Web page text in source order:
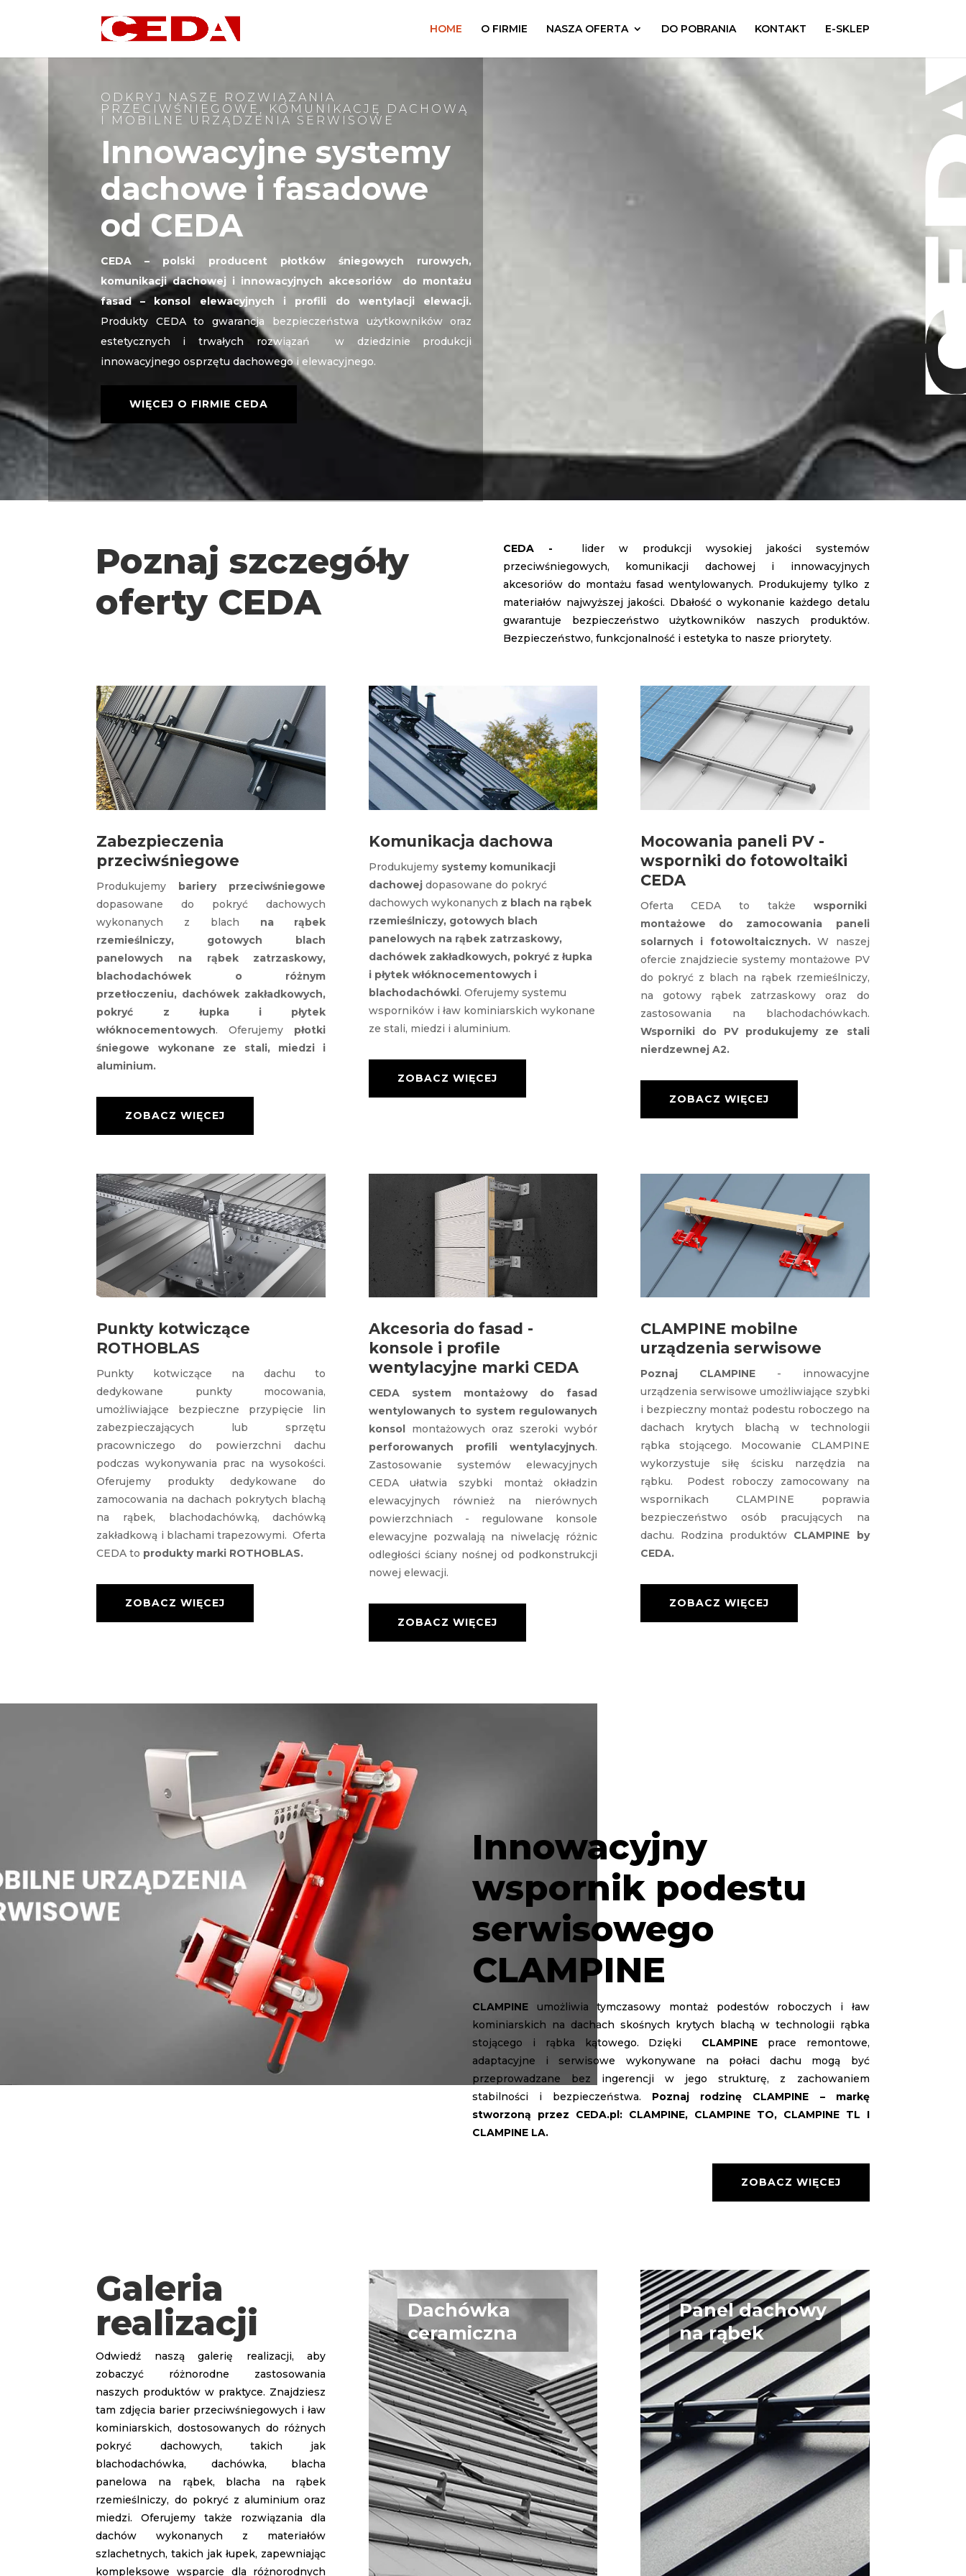
HOME O FIRMIE NASZA OFERTA DO POBRANIA KONTAKT E-SKLEP
ODKRYJ NASZE ROZWIĄZANIA
PRZECIWŚNIEGOWE, KOMUNIKACJĘ DACHOWĄ
I MOBILNE URZĄDZENIA SERWISOWE
Innowacyjne systemy
dachowe i fasadowe
od CEDA
CEDA – polski producent płotków śniegowych rurowych,
komunikacji dachowej i innowacyjnych akcesoriów do montażu
fasad – konsol elewacyjnych i profili do wentylacji elewacji.
Produkty CEDA to gwarancja bezpieczeństwa użytkowników oraz
estetycznych i trwałych rozwiązań w dziedzinie produkcji
innowacyjnego osprzętu dachowego i elewacyjnego.
WIĘCEJ O FIRMIE CEDA
Poznaj szczegóły
oferty CEDA
CEDA - lider w produkcji wysokiej jakości systemów
przeciwśniegowych, komunikacji dachowej i innowacyjnych
akcesoriów do montażu fasad wentylowanych. Produkujemy tylko z
materiałów najwyższej jakości. Dbałość o wykonanie każdego detalu
gwarantuje bezpieczeństwo użytkowników naszych produktów.
Bezpieczeństwo, funkcjonalność i estetyka to nasze priorytety.
Zabezpieczenia
przeciwśniegowe
Produkujemy bariery przeciwśniegowe
dopasowane do pokryć dachowych
wykonanych z blach na rąbek
rzemieślniczy, gotowych blach
panelowych na rąbek zatrzaskowy,
blachodachówek o różnym
przetłoczeniu, dachówek zakładkowych,
pokryć z łupka i płytek
włóknocementowych. Oferujemy płotki
śniegowe wykonane ze stali, miedzi i
aluminium.
ZOBACZ WIĘCEJ
Komunikacja dachowa
Produkujemy systemy komunikacji
dachowejdopasowane do pokryć
dachowych wykonanych z blach na rąbek
rzemieślniczy, gotowych blach
panelowych na rąbek zatrzaskowy,
dachówek zakładkowych, pokryć z łupka
i płytek włóknocementowych i
blachodachówki. Oferujemy systemu
wsporników i ław kominiarskich wykonane
ze stali, miedzi i aluminium.
ZOBACZ WIĘCEJ
Mocowania paneli PV -
wsporniki do fotowoltaiki
CEDA
Oferta CEDA to także wsporniki
montażowe
do zamocowania paneli
solarnych i fotowoltaicznych.W naszej
ofercie znajdziecie systemy montażowe PV
do pokryć z blach na rąbek rzemieślniczy,
na gotowy rąbek zatrzaskowy oraz do
zastosowania na blachodachówkach.
Wsporniki do PV produkujemy ze stali
nierdzewnej A2.
ZOBACZ WIĘCEJ
Punkty kotwiczące
ROTHOBLAS
Punkty kotwiczące na dachu to
dedykowane punkty mocowania,
umożliwiające bezpieczne przypięcie lin
zabezpieczających lub sprzętu
pracowniczego do powierzchni dachu
podczas wykonywania prac na wysokości.
Oferujemy produkty dedykowane do
zamocowania na dachach pokrytych blachą
na rąbek, blachodachówką, dachówką
zakładkową i blachami trapezowymi. Oferta
CEDA to produkty marki ROTHOBLAS.
ZOBACZ WIĘCEJ
Akcesoria do fasad -
konsole i profile
wentylacyjne marki CEDA
CEDA system montażowy do fasad
wentylowanych to system regulowanych
konsolmontażowych oraz szeroki wybór
perforowanych profili wentylacyjnych.
Zastosowanie systemów elewacyjnych
CEDA ułatwia szybki montaż okładzin
elewacyjnych również na nierównych
powierzchniach - regulowane konsole
elewacyjne pozwalają na niwelację różnic
odległości ściany nośnej od podkonstrukcji
nowej elewacji.
ZOBACZ WIĘCEJ
CLAMPINE mobilne
urządzenia serwisowe
Poznaj CLAMPINE- innowacyjne
urządzenia serwisowe umożliwiające szybki
i bezpieczny montaż podestu roboczego na
dachach krytych blachą w technologii
rąbka stojącego. Mocowanie CLAMPINE
wykorzystuje siłę ścisku narzędzia na
rąbku. Podest roboczy zamocowany na
wspornikach CLAMPINE poprawia
bezpieczeństwo osób pracujących na
dachu. Rodzina produktów CLAMPINE by
CEDA.
ZOBACZ WIĘCEJ
Innowacyjny
wspornik podestu
serwisowego
CLAMPINE
CLAMPINE umożliwia tymczasowy montaż podestów roboczych i ław
kominiarskich na dachach skośnych krytych blachą w technologii rąbka
stojącego i rąbka kątowego. Dzięki CLAMPINEprace remontowe,
adaptacyjne i serwisowe wykonywane na połaci dachu mogą być
przeprowadzane bez ingerencji w jego strukturę, z zachowaniem
stabilności i bezpieczeństwa. Poznaj rodzinę CLAMPINE – markę
stworzoną przez CEDA.pl: CLAMPINE, CLAMPINE TO, CLAMPINE TL I
CLAMPINE LA.
ZOBACZ WIĘCEJ
Galeria
realizacji
Odwiedź naszą galerię realizacji, aby
zobaczyć różnorodne zastosowania
naszych produktów w praktyce. Znajdziesz
tam zdjęcia barier przeciwśniegowych i ław
kominiarskich, dostosowanych do różnych
pokryć dachowych, takich jak
blachodachówka, dachówka, blacha
panelowa na rąbek, blacha na rąbek
rzemieślniczy, do pokryć z aluminium oraz
miedzi. Oferujemy także rozwiązania dla
dachów wykonanych z materiałów
szlachetnych, takich jak łupek, zapewniając
kompleksowe wsparcie dla różnorodnych
Dachówka
ceramiczna
Panel dachowy
na rąbek